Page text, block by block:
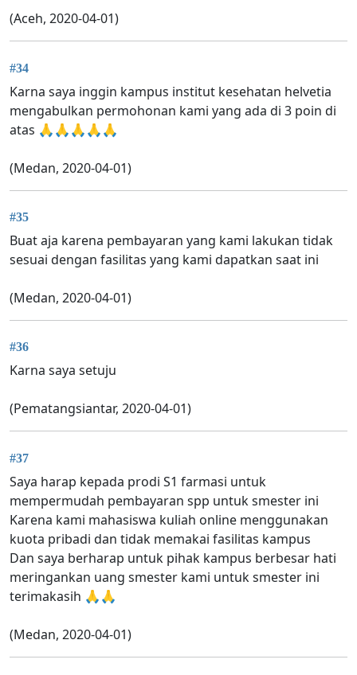
(Aceh, 2020-04-01)
#34
Karna saya inggin kampus institut kesehatan helvetia
mengabulkan permohonan kami yang ada di 3 poin di
atas 🙏🙏🙏🙏🙏
(Medan, 2020-04-01)
#35
Buat aja karena pembayaran yang kami lakukan tidak
sesuai dengan fasilitas yang kami dapatkan saat ini
(Medan, 2020-04-01)
#36
Karna saya setuju
(Pematangsiantar, 2020-04-01)
#37
Saya harap kepada prodi S1 farmasi untuk
mempermudah pembayaran spp untuk smester ini
Karena kami mahasiswa kuliah online menggunakan
kuota pribadi dan tidak memakai fasilitas kampus
Dan saya berharap untuk pihak kampus berbesar hati
meringankan uang smester kami untuk smester ini
terimakasih 🙏🙏
(Medan, 2020-04-01)